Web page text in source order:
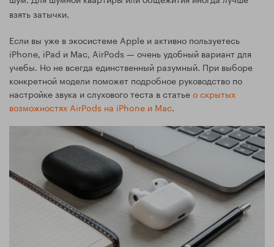
взять затычки.
Если вы уже в экосистеме Apple и активно пользуетесь
iPhone, iPad и Mac, AirPods — очень удобный вариант для
учебы. Но не всегда единственный разумный. При выборе
конкретной модели поможет подробное руководство по
настройке звука и слухового теста в статьео скрытых
возможностях AirPods на iPhone и Mac.